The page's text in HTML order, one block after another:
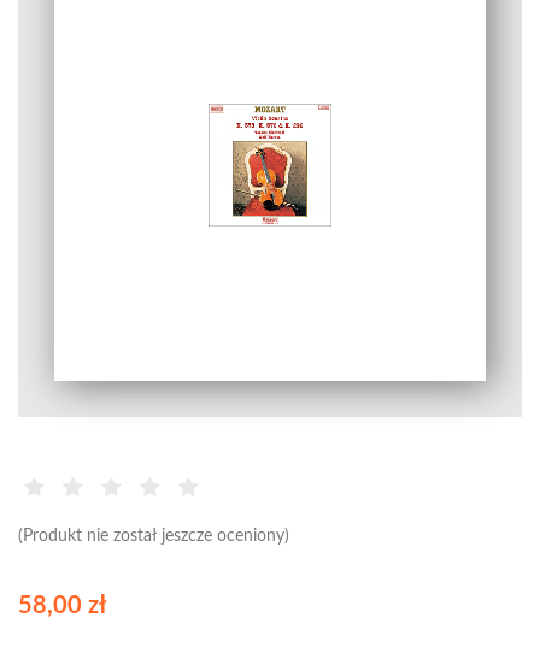
(Produkt nie został jeszcze oceniony)
58,00 zł